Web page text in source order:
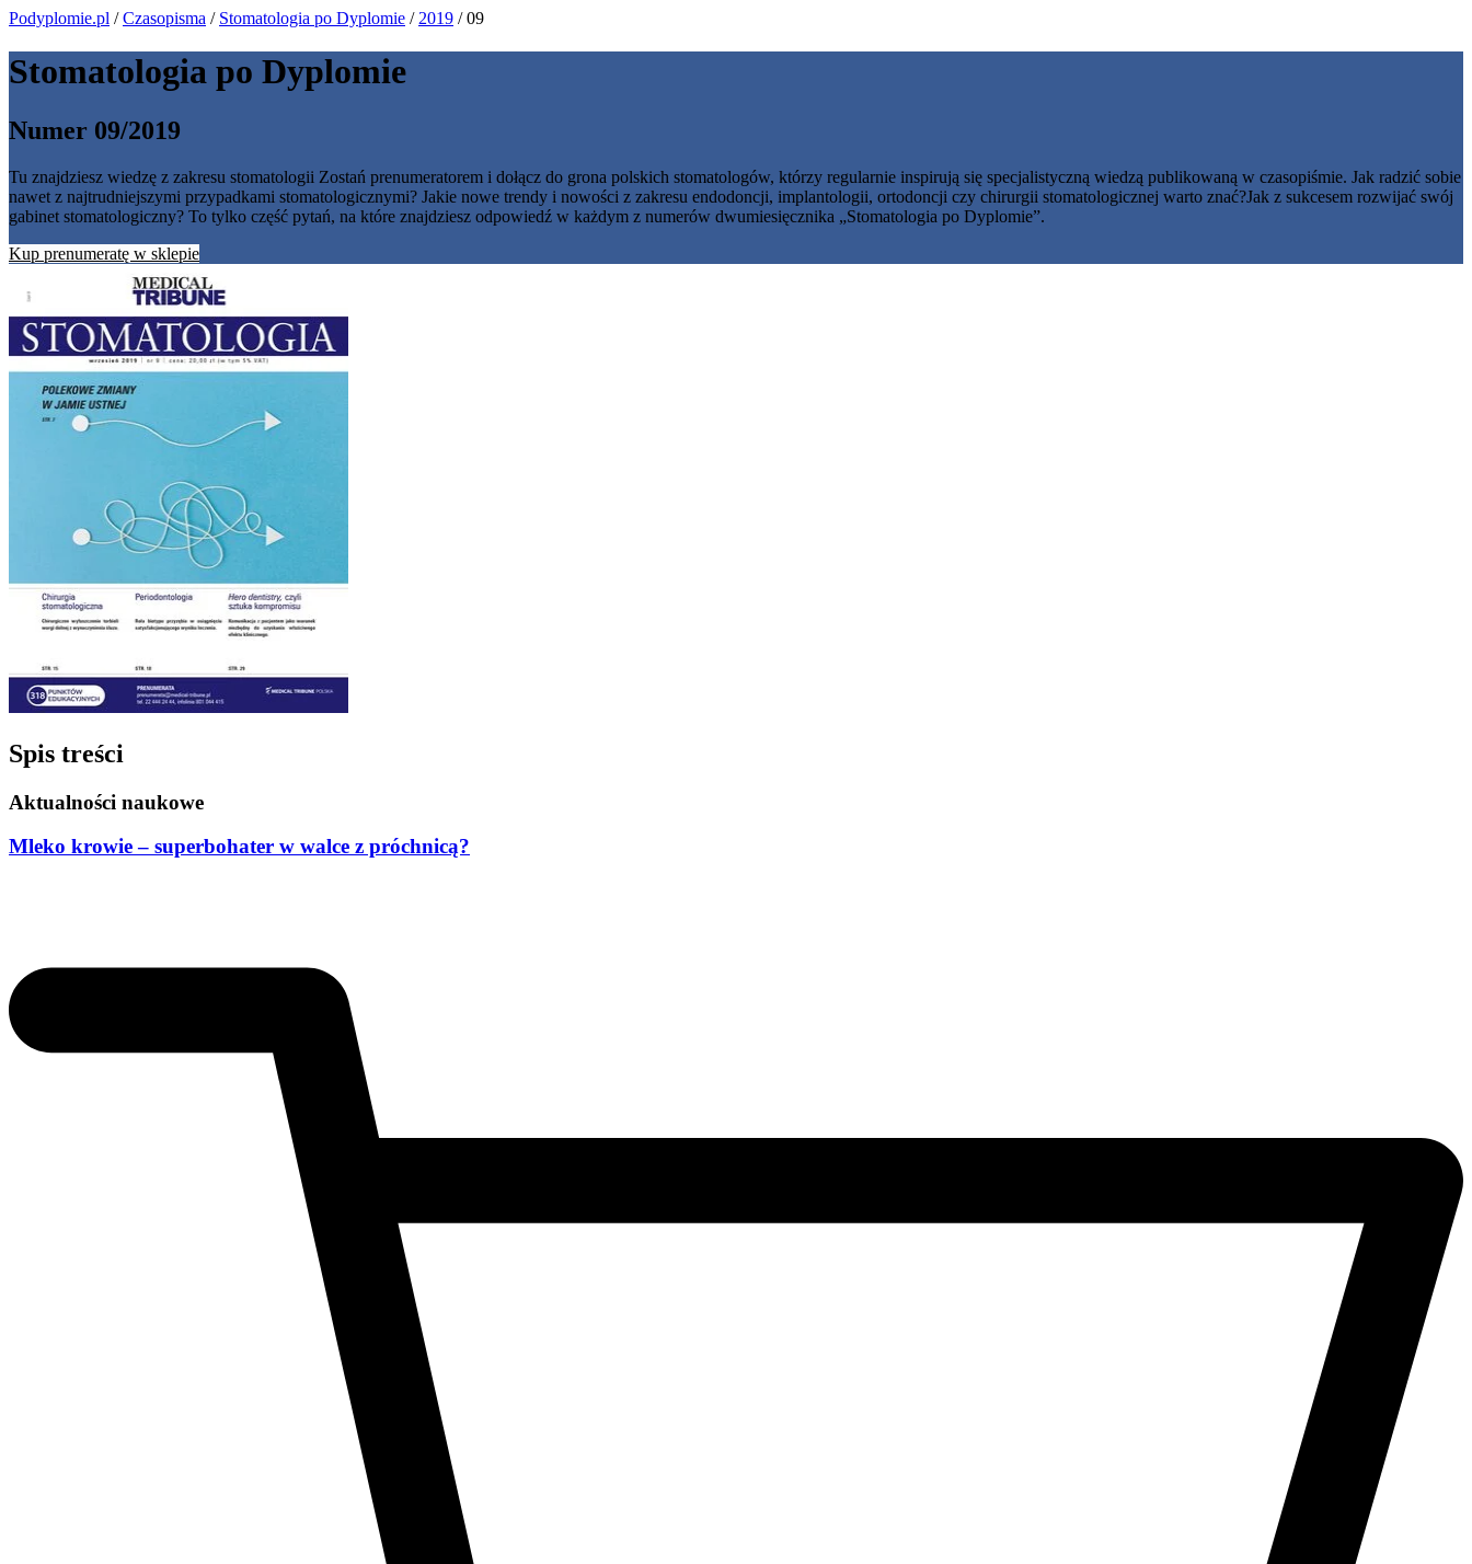
Podyplomie.pl /Czasopisma / Stomatologia po Dyplomie / 2019 / 09
Stomatologia po Dyplomie
Numer 09/2019
Tu znajdziesz wiedzę z zakresu stomatologii Zostań prenumeratorem i dołącz do grona polskich stomatologów, którzy regularnie inspirują się specjalistyczną wiedzą publikowaną w czasopiśmie. Jak radzić sobie
nawet z najtrudniejszymi przypadkami stomatologicznymi? Jakie nowe trendy i nowości z zakresu endodoncji, implantologii, ortodoncji czy chirurgii stomatologicznej warto znać?Jak z sukcesem rozwijać swój
gabinet stomatologiczny? To tylko część pytań, na które znajdziesz odpowiedź w każdym z numerów dwumiesięcznika „Stomatologia po Dyplomie”.
Kup prenumeratę w sklepie
Spis treści
Aktualności naukowe
Mleko krowie – superbohater w walce z próchnicą?